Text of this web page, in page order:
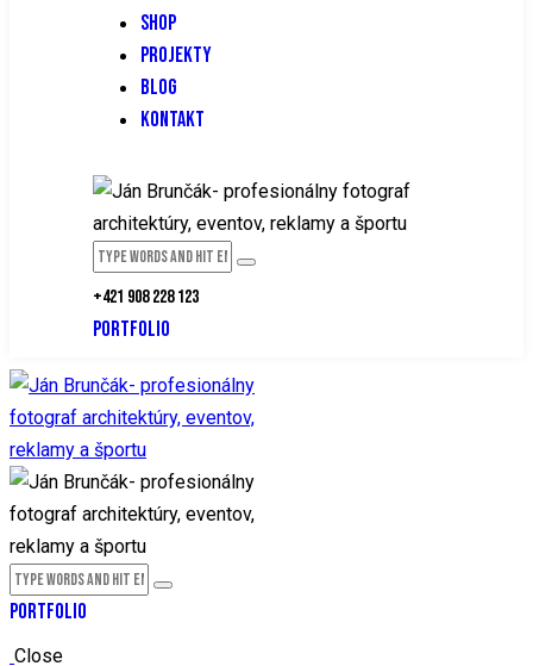
SHOP
PROJEKTY
BLOG
KONTAKT
+421 908 228 123
PORTFOLIO
PORTFOLIO
Close